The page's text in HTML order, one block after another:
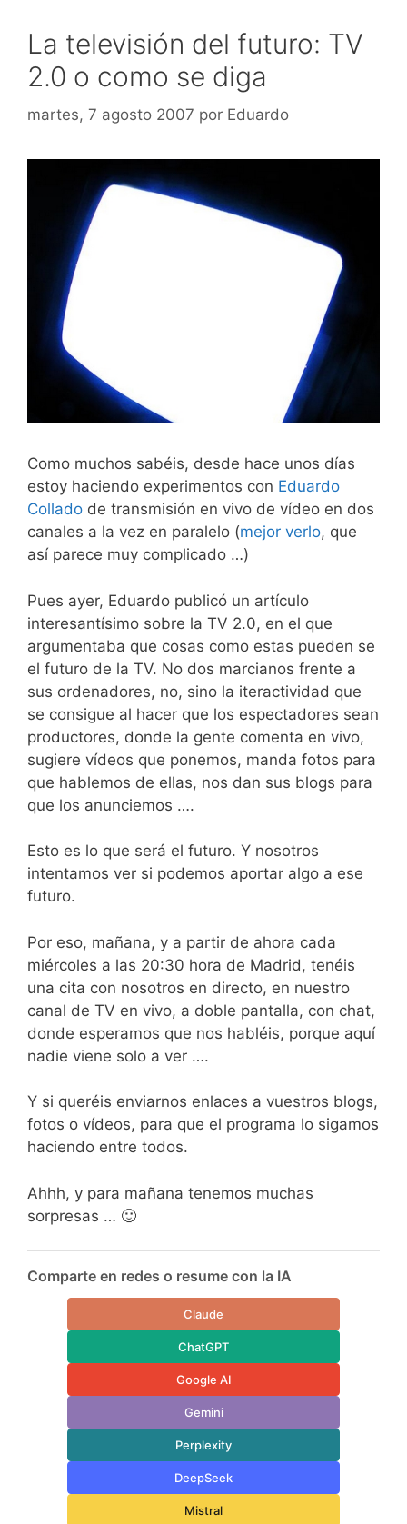
La televisión del futuro: TV
2.0 o como se diga
martes, 7 agosto 2007 por Eduardo
Como muchos sabéis, desde hace unos días
estoy haciendo experimentos con Eduardo
Collado de transmisión en vivo de vídeo en dos
canales a la vez en paralelo (mejor verlo, que
así parece muy complicado …)
Pues ayer, Eduardo publicó un artículo
interesantísimo sobre la TV 2.0, en el que
argumentaba que cosas como estas pueden se
el futuro de la TV. No dos marcianos frente a
sus ordenadores, no, sino la iteractividad que
se consigue al hacer que los espectadores sean
productores, donde la gente comenta en vivo,
sugiere vídeos que ponemos, manda fotos para
que hablemos de ellas, nos dan sus blogs para
que los anunciemos ….
Esto es lo que será el futuro. Y nosotros
intentamos ver si podemos aportar algo a ese
futuro.
Por eso, mañana, y a partir de ahora cada
miércoles a las 20:30 hora de Madrid, tenéis
una cita con nosotros en directo, en nuestro
canal de TV en vivo, a doble pantalla, con chat,
donde esperamos que nos habléis, porque aquí
nadie viene solo a ver ….
Y si queréis enviarnos enlaces a vuestros blogs,
fotos o vídeos, para que el programa lo sigamos
haciendo entre todos.
Ahhh, y para mañana tenemos muchas
sorpresas … 🙂
Comparte en redes o resume con la IA
Claude
ChatGPT
Google AI
Gemini
Perplexity
DeepSeek
Mistral